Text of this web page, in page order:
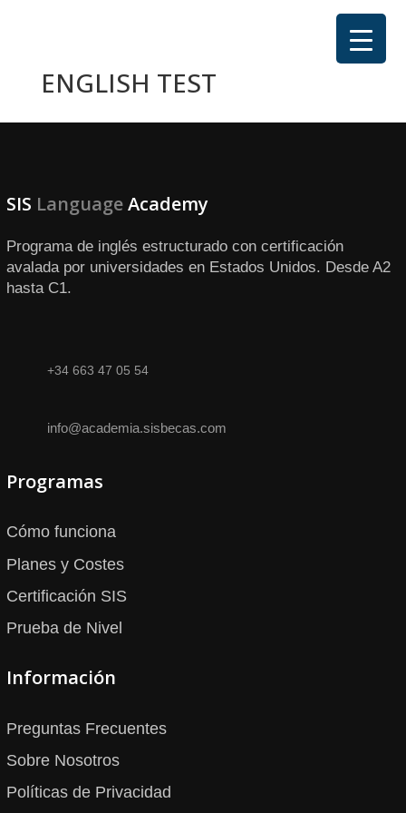
ENGLISH TEST
SIS LanguageAcademy
Programa de inglés estructurado con certificación
avalada por universidades en Estados Unidos. Desde A2
hasta C1.
+34 663 47 05 54
info@academia.sisbecas.com
Programas
Cómo funciona
Planes y Costes
Certificación SIS
Prueba de Nivel
Información
Preguntas Frecuentes
Sobre Nosotros
Políticas de Privacidad